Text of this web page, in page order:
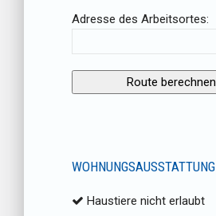
Adresse des Arbeitsortes:
WOHNUNGSAUSSTATTUNG
Haustiere nicht erlaubt